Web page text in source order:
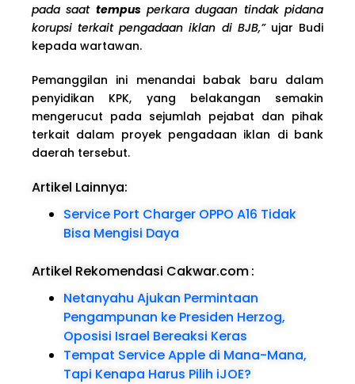
pada saat tempusperkara dugaan tindak pidana
korupsi terkait pengadaan iklan di BJB,”ujar Budi
kepada wartawan.
Pemanggilan ini menandai babak baru dalam
penyidikan KPK, yang belakangan semakin
mengerucut pada sejumlah pejabat dan pihak
terkait dalam proyek pengadaan iklan di bank
daerah tersebut.
Artikel Lainnya:
Service Port Charger OPPO A16 Tidak
Bisa Mengisi Daya
Artikel Rekomendasi Cakwar.com:
Netanyahu Ajukan Permintaan
Pengampunan ke Presiden Herzog,
Oposisi Israel Bereaksi Keras
Tempat Service Apple di Mana-Mana,
Tapi Kenapa Harus Pilih iJOE?